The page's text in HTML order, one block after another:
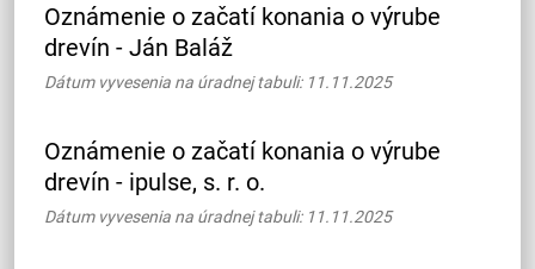
Oznámenie o začatí konania o výrube
drevín - Ján Baláž
Dátum vyvesenia na úradnej tabuli: 11.11.2025
Oznámenie o začatí konania o výrube
drevín - ipulse, s. r. o.
Dátum vyvesenia na úradnej tabuli: 11.11.2025